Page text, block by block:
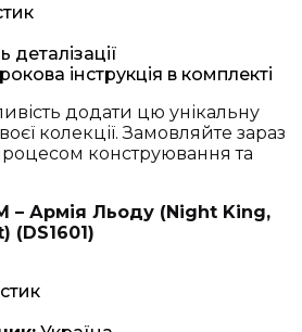
деталізації
інструкція в комплекті
додати цю унікальну
колекції. Замовляйте зараз
конструювання та
– Армія Льоду (Night King,
(DS1601)